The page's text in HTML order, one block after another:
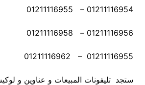
01211116954 – 01211116955
01211116956 – 01211116958
01211116955 – 01211116962
ستجد تليفونات المبيعات و عناوين و